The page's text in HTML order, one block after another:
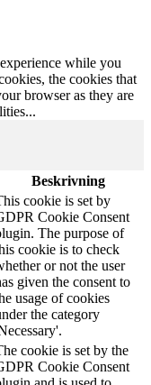
while you
the cookies that
browser as they are
...
Beskrivning
cookie is set by
Cookie Consent
The purpose of
cookie is to check
or not the user
given the consent to
usage of cookies
the category
cookie is set by the
Cookie Consent